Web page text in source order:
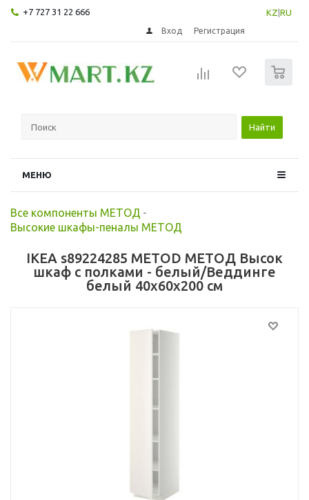
+7 727 31 22 666 KZ RU
Вход Регистрация
Найти
МЕНЮ
Все компоненты МЕТОД -
Высокие шкафы-пеналы МЕТОД
IKEA s89224285 METOD МЕТОД Высок
шкаф с полками - белый/Веддинге
белый 40x60x200 см